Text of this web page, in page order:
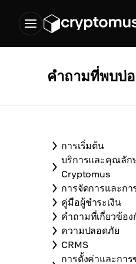
คำถามที่พบบ่
การเริ่มต้น
บริการและคุณลัก
Cryptomus
การจัดการและก
คู่มือผู้ชำระเงิน
คำถามที่เกี่ยวข้อง
ความปลอดภัย
CRMS
การตั้งค่าและการ